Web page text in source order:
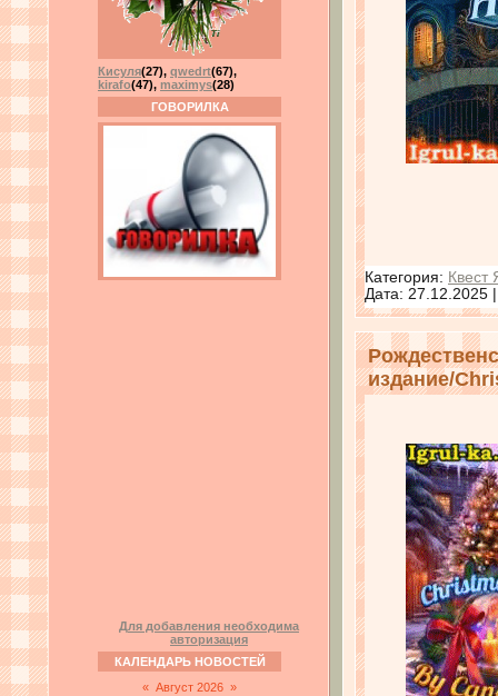
Кисуля(27), qwedrt(67),
kirafo(47), maximys(28)
ГОВОРИЛКА
Для добавления необходима
авторизация
КАЛЕНДАРЬ НОВОСТЕЙ
« Август 2026 »
Категория: Квест
Дата: 27.12.2025
издание/